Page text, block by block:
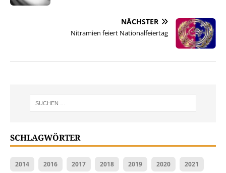
NÄCHSTER
Nitramien feiert Nationalfeiertag
SCHLAGWÖRTER
2014 2016 2017 2018 2019 2020 2021